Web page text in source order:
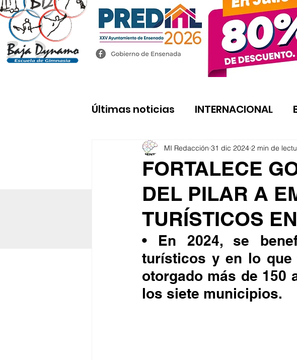
Últimas noticias INTERNACIONAL
FORTALECE
DEL PILAR A
TURÍSTICOS
MI Redacción 31 dic 2024 2 min de
• En 2024, se
turísticos y en lo que
otorgado más de 150
los siete municipios.